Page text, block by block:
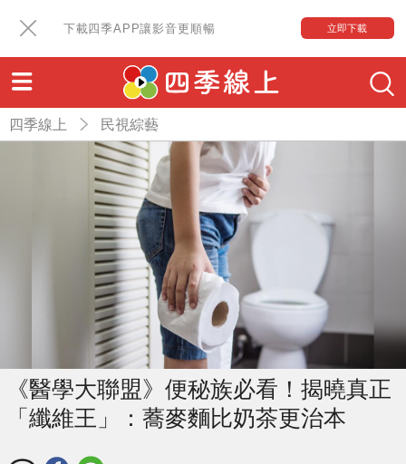
下載四季APP讓影音更順暢 立即下載
四季線上 民視綜藝
《醫學大聯盟》便秘族必看！揭曉真正
「纖維王」：蕎麥麵比奶茶更治本